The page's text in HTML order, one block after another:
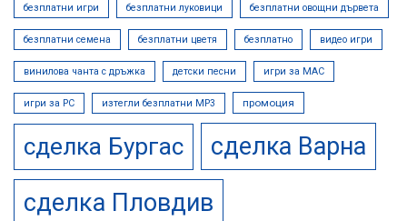
безплатни игри безплатни луковици безплатни овощни дървета
безплатни семена безплатни цветя безплатно видео игри
винилова чанта с дръжка детски песни игри за MAC
игри за PC изтегли безплатни МР3 промоция
сделка Бургас
сделка Варна
сделка Пловдив